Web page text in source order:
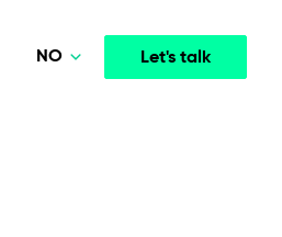
Let's talk
NO